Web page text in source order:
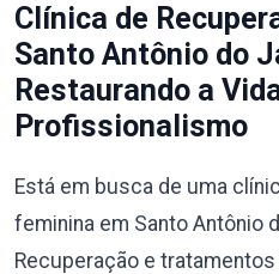
Clínica de
Santo Antônio do
Restaurando a
Profissionalismo
Está em busca de uma
feminina em Santo Antônio
Recuperação e